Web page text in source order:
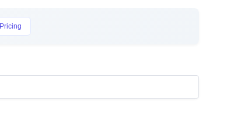
Pricing